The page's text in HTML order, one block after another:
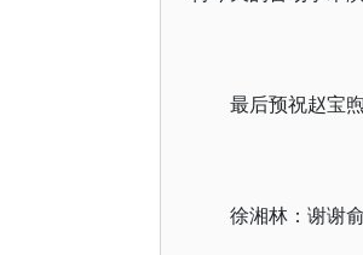
最后预祝赵宝
徐湘林：谢谢